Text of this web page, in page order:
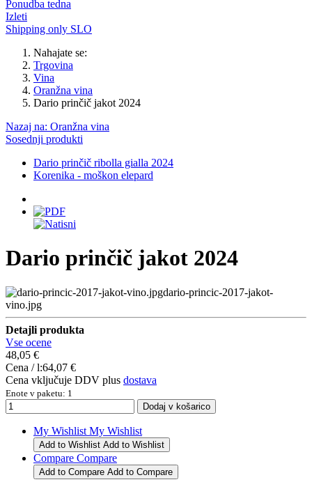
Ponudba tedna
Izleti
Shipping only SLO
Nahajate se:
Trgovina
Vina
Oranžna vina
Dario prinčič jakot 2024
Nazaj na: Oranžna vina
Sosednji produkti
Dario prinčič ribolla gialla 2024
Korenika - moškon elepard
Dario prinčič jakot 2024
dario-princic-2017-jakot-
vino.jpg
Detajli produkta
Vse ocene
48,05 €
Cena / l:64,07 €
Cena vključuje DDV plus dostava
Enote v paketu: 1
My Wishlist My Wishlist
Add to Wishlist Add to Wishlist
Compare Compare
Add to Compare Add to Compare